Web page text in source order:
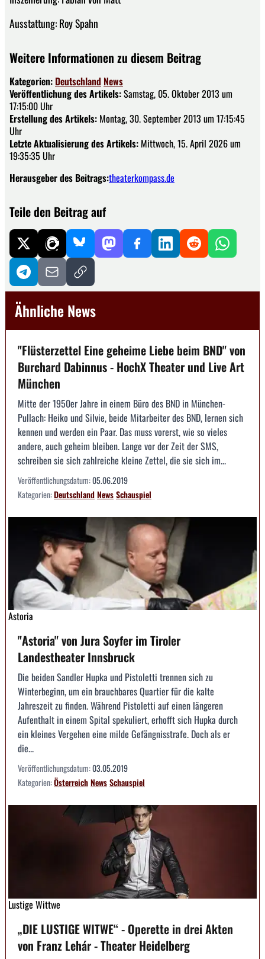
Ausstattung: Roy Spahn
Weitere Informationen zu diesem Beitrag
Kategorien: Deutschland News
Veröffentlichung des Artikels:Samstag, 05. Oktober 2013 um
17:15:00 Uhr
Erstellung des Artikels: Montag, 30. September 2013 um 17:15:45
Uhr
Letzte Aktualisierung des Artikels: Mittwoch, 15. April 2026 um
19:35:35 Uhr
Herausgeber des Beitrags:theaterkompass.de
Teile den Beitrag auf
Ähnliche News
"Flüsterzettel Eine geheime Liebe beim BND" von
Burchard Dabinnus - HochX Theater und Live Art
München
Mitte der 1950er Jahre in einem Büro des BND in München-
Pullach: Heiko und Silvie, beide Mitarbeiter des BND, lernen sich
kennen und werden ein Paar. Das muss vorerst, wie so vieles
andere, auch geheim bleiben. Lange vor der Zeit der SMS,
schreiben sie sich zahlreiche kleine Zettel, die sie sich im...
Veröffentlichungsdatum:05.06.2019
Kategorien:DeutschlandNewsSchauspiel
Astoria
"Astoria" von Jura Soyfer im Tiroler
Landestheater Innsbruck
Die beiden Sandler Hupka und Pistoletti trennen sich zu
Winterbeginn, um ein brauchbares Quartier für die kalte
Jahreszeit zu finden. Während Pistoletti auf einen längeren
Aufenthalt in einem Spital spekuliert, erhofft sich Hupka durch
ein kleines Vergehen eine milde Gefängnisstrafe. Doch als er
die...
Veröffentlichungsdatum:03.05.2019
Kategorien:ÖsterreichNewsSchauspiel
Lustige Wittwe
„DIE LUSTIGE WITWE“ - Operette in drei Akten
von Franz Lehár - Theater Heidelberg